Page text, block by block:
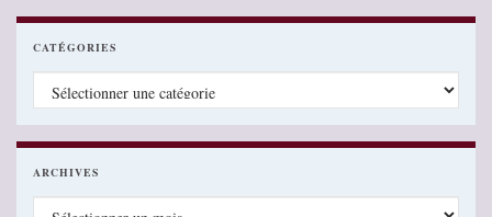
CATÉGORIES
Catégories
ARCHIVES
Archives